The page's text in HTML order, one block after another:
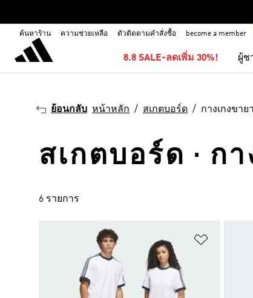
ค้นหาร้าน ความช่วยเหลือ ตัวติดตามคำสั่งซื้อ become a member
8.8 SALE-ลดเพิ่ม 30%! ผู้ช
ย้อนกลับ หน้าหลัก สเกตบอร์ด กางเกงขาย
สเกตบอร์ด · ก
6 รายการ
เพิ่มไปยั